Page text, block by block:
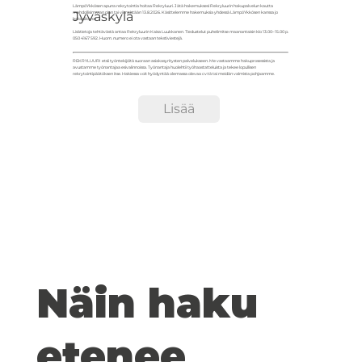
LämpöYkkösen apuna rekrytointia hoitaa Rekryluuri. Jätä hakemuksesi Rekryluurin hakupalvelun kautta
mahdollisimman pian tai viimeistään 13.8.2026. Käsittelemme hakemuksia yhdessä LämpöYkkösen kanssa jo
hakuaikana!
Lisätietoja tehtävästä antaa Rekryluurin Kaisa Luukkanen. Tiedustelut puhelimitse maanantaisin klo 13.00–15.00 p.
050 4167 592. Huom. numero ei ota vastaan tekstiviestejä.
REKRYLUURI etsii työntekijöitä suoraan asiakasyritysten palvelukseen. Me vastaamme hakuprosessista ja
avustamme työnantajaa esivalinnoissa. Työnantaja huolehtii työhaastatteluista ja tekee lopullisen
rekrytointipäätöksen itse. Hakiessa voit hyödyntää olemassa olevaa cv:tä tai meidän valmista pohjaamme.
Jyväskylä
Lisää
Näin haku